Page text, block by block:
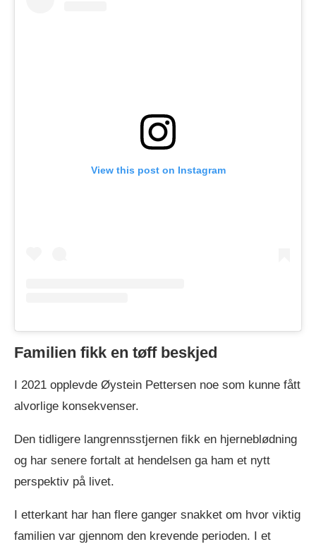
View this post on Instagram
Familien fikk en tøff beskjed
I 2021 opplevde Øystein Pettersen noe som kunne fått
alvorlige konsekvenser.
Den tidligere langrennsstjernen fikk en hjerneblødning
og har senere fortalt at hendelsen ga ham et nytt
perspektiv på livet.
I etterkant har han flere ganger snakket om hvor viktig
familien var gjennom den krevende perioden. I et